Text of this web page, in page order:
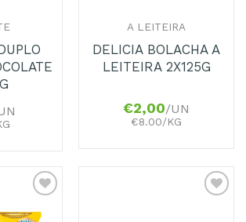
A LEITEIRA
DELICIA BOLACHA A
LEITEIRA 2X125G
€2,00/UN
€8.00/KG
Adicionar